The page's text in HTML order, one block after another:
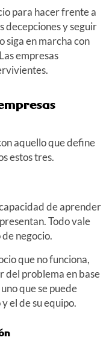
para hacer frente a
decepciones y seguir
siga en marcha con
empresas
aquello que define
estos tres.
de aprender
Todo vale
negocio.
que no funciona,
del problema en base
que se puede
el de su equipo.